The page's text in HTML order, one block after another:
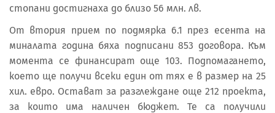
стопани достигнаха до близо 56 млн. лв.
От втория прием по подмярка 6.1 през есента на
миналата година бяха подписани 853 договора. Към
момента се финансират още 103. Подпомагането,
което ще получи всеки един от тях е в размер на 25
хил. евро. Остават за разглеждане още 212 проекта,
за които има наличен бюджет. Те са получили